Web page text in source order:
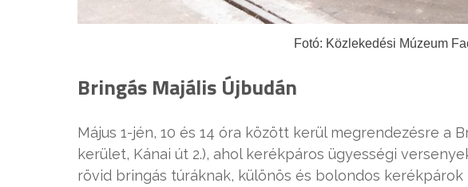
Fotó: Közlekedési Múzeum
Bringás Majális Újbudán
Május 1-jén, 10 és 14 óra között kerül megrendezésre a
kerület, Kánai út 2.), ahol kerékpáros ügyességi
rövid bringás túráknak, különös és bolondos